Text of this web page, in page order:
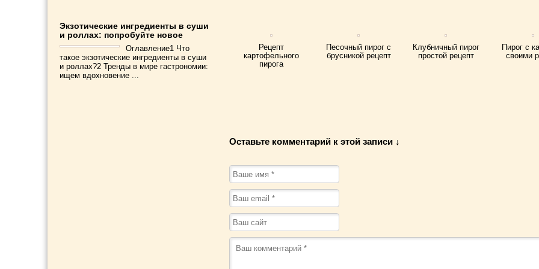
Рецепт
картофельного
пирога
Песочный пирог с
брусникой рецепт
Клубничный пирог
простой рецепт
Пирог с
своими
Оставьте комментарий к этой записи ↓
Экзотические ингредиенты в суши
и роллах: попробуйте новое
Оглавление1 Что
такое экзотические ингредиенты в суши
и роллах?2 Тренды в мире гастрономии:
ищем вдохновение ...